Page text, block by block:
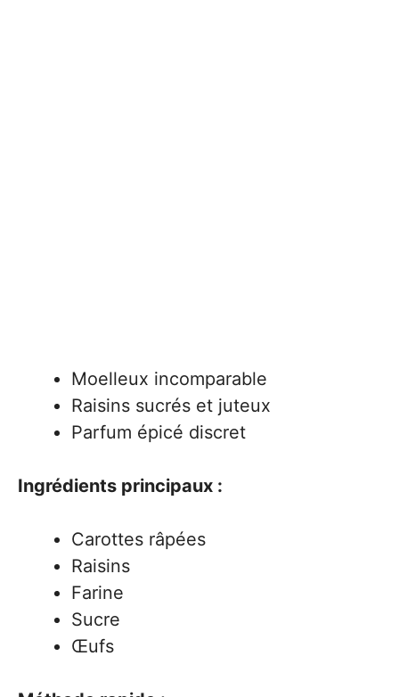
Moelleux incomparable
Raisins sucrés et juteux
Parfum épicé discret
Ingrédients principaux :
Carottes râpées
Raisins
Farine
Sucre
Œufs